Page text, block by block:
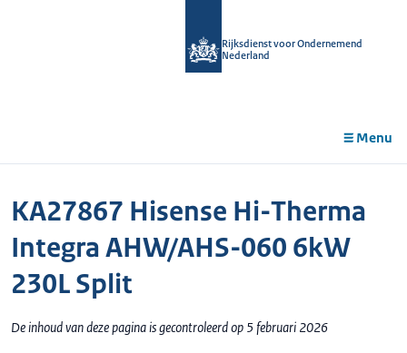
Rijksdienst voor Ondernemend
Nederland
Menu
KA27867 Hisense Hi-Therma
Integra AHW/AHS-060 6kW
230L Split
De inhoud van deze pagina is gecontroleerd op 5 februari 2026